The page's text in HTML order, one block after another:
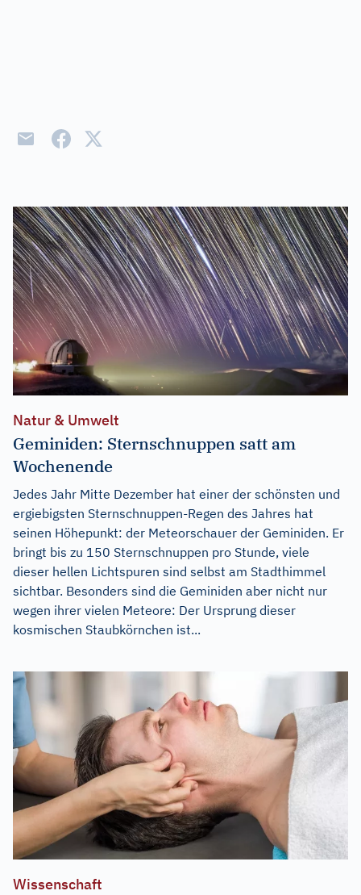
Natur & Umwelt
Geminiden: Sternschnuppen satt am
Wochenende
Jedes Jahr Mitte Dezember hat einer der schönsten und
ergiebigsten Sternschnuppen-Regen des Jahres hat
seinen Höhepunkt: der Meteorschauer der Geminiden. Er
bringt bis zu 150 Sternschnuppen pro Stunde, viele
dieser hellen Lichtspuren sind selbst am Stadthimmel
sichtbar. Besonders sind die Geminiden aber nicht nur
wegen ihrer vielen Meteore: Der Ursprung dieser
kosmischen Staubkörnchen ist...
Wissenschaft